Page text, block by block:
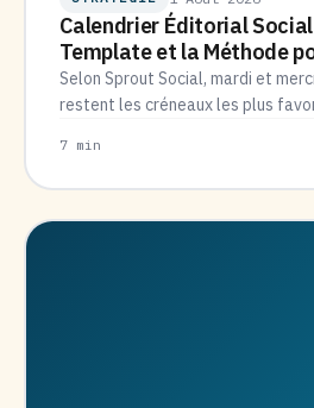
Calendrier Éditorial Social
Template et la Méthode
Selon Sprout Social, mardi et
restent les créneaux les plus
7 min